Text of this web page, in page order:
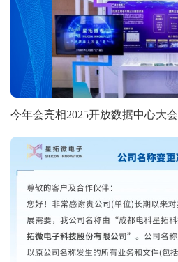
今年会亮相2025开放数据中心大会